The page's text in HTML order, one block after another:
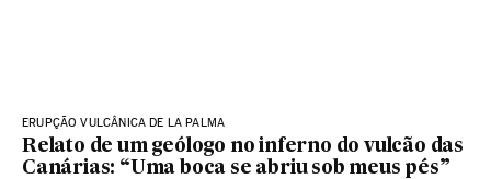
ERUPÇÃO VULCÂNICA DE LA PALMA
Relato de um geólogo no inferno do vulcão das
Canárias: “Uma boca se abriu sob meus pés”